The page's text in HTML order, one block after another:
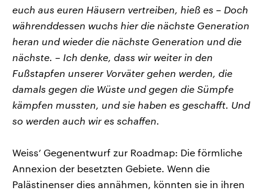
euch aus euren Häusern vertreiben, hieß es – Doch
währenddessen wuchs hier die nächste Generation
heran und wieder die nächste Generation und die
nächste. – Ich denke, dass wir weiter in den
Fußstapfen unserer Vorväter gehen werden, die
damals gegen die Wüste und gegen die Sümpfe
kämpfen mussten, und sie haben es geschafft. Und
so werden auch wir es schaffen.
Weiss’ Gegenentwurf zur Roadmap: Die förmliche
Annexion der besetzten Gebiete. Wenn die
Palästinenser dies annähmen, könnten sie in ihren